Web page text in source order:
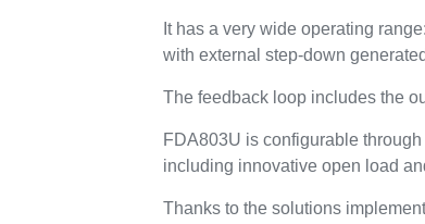
It has a very wide operating
with external step-down
The feedback loop includes the
FDA803U is configurable through
including innovative open load
Thanks to the solutions